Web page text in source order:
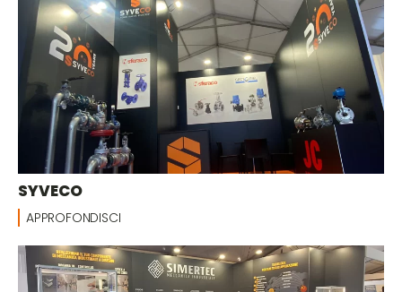
SYVECO
APPROFONDISCI